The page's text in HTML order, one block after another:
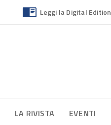
Leggi la Digital Edition
LA RIVISTA EVENTI